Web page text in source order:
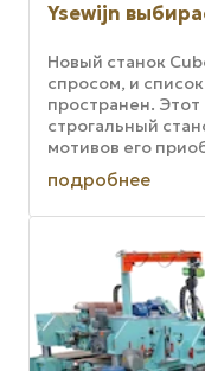
Ysewijn
Новый станок
спросом, и
пространен.
строгальный
мотивов его
подробнее